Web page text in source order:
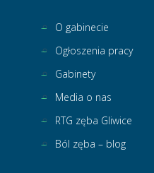
O gabinecie
Ogłoszenia pracy
Gabinety
Media o nas
RTG zęba Gliwice
Ból zęba – blog